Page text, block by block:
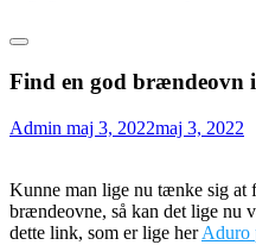
Find en god brændeovn
Admin maj 3, 2022maj 3, 2022
Kunne man lige nu tænke sig at
brændeovne, så kan det lige nu
dette link, som er lige herAduro